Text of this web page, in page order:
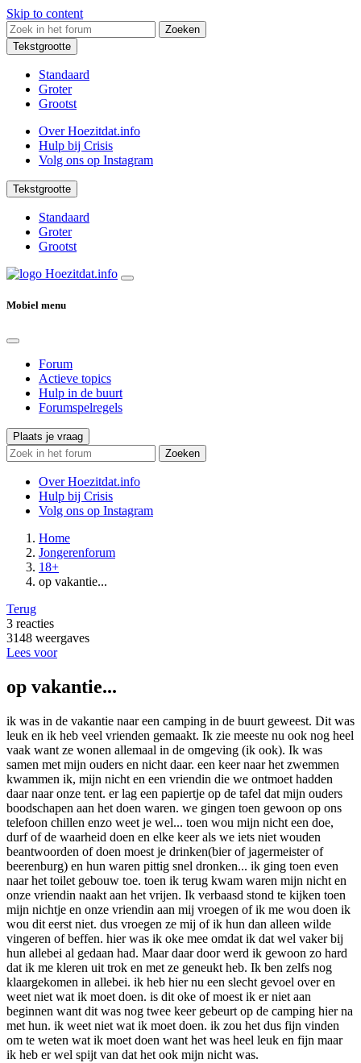
Skip to content
Zoeken
Tekstgrootte
Standaard
Groter
Grootst
Over Hoezitdat.info
Hulp bij Crisis
Volg ons op Instagram
Tekstgrootte
Standaard
Groter
Grootst
Mobiel menu
Forum
Actieve topics
Hulp in de buurt
Forumspelregels
Plaats je vraag
Zoeken
Over Hoezitdat.info
Hulp bij Crisis
Volg ons op Instagram
Home
Jongerenforum
18+
op vakantie...
Terug
3 reacties
3148 weergaves
Lees voor
op vakantie...
ik was in de vakantie naar een camping in de buurt geweest. Dit was
leuk en ik heb veel vrienden gemaakt. Ik zie meeste nu ook nog heel
vaak want ze wonen allemaal in de omgeving (ik ook). Ik was
samen met mijn ouders en nicht daar. een keer naar het zwemmen
kwammen ik, mijn nicht en een vriendin die we ontmoet hadden
daar naar onze tent. er lag een papiertje op de tafel dat mijn ouders
boodschapen aan het doen waren. we gingen toen gewoon op ons
telefoon chillen enzo weet je wel... toen wou mijn nicht een doe,
durf of de waarheid doen en elke keer als we iets niet wouden
beantwoorden of doen moest je drinken(bier of jagermeister of
beerenburg) en hun waren pittig snel dronken... ik ging toen even
naar het toilet gebouw toe. toen ik terug kwam waren mijn nicht en
onze vriendin naakt aan het vrijen. Ik verbaasd stond te kijken toen
mijn nichtje en onze vriendin aan mij vroegen of ik me wou doen ik
wou dit eerst niet. dus vroegen ze mij of ik hun dan alleen wilde
vingeren of beffen. hier was ik oke mee omdat ik dat wel vaker bij
hun allebei al gedaan had. Maar daar door werd ik gewoon zo hard
dat ik me kleren uit trok en met ze geneukt heb. Ik ben zelfs nog
klaargekomen in allebei. ik heb hier nu een slecht gevoel over en
weet niet wat ik moet doen. is dit oke of moest ik er niet aan
beginnen want dit was nog twee keer gebeurt op de camping hier na
met hun. ik weet niet wat ik moet doen. ik zou het dus fijn vinden
om te weten wat ik moet doen want het was heel leuk en fijn maar
ik heb er wel spijt van dat het ook mijn nicht was.